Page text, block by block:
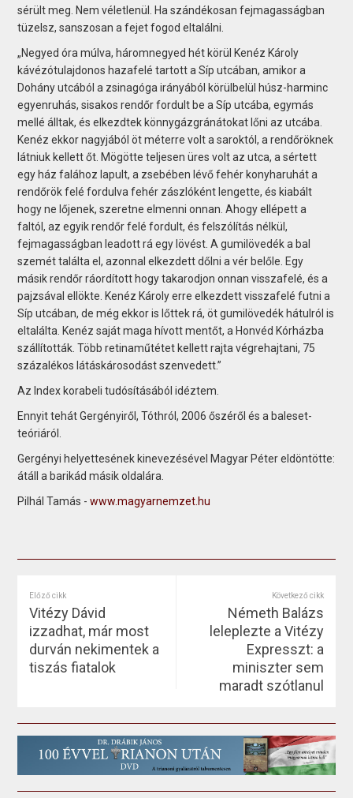
sérült meg. Nem véletlenül. Ha szándékosan fejmagasságban
tüzelsz, sanszosan a fejet fogod eltalálni.
„Negyed óra múlva, háromnegyed hét körül Kenéz Károly
kávézótulajdonos hazafelé tartott a Síp utcában, amikor a
Dohány utcából a zsinagóga irányából körülbelül húsz-harminc
egyenruhás, sisakos rendőr fordult be a Síp utcába, egymás
mellé álltak, és elkezdtek könnygázgránátokat lőni az utcába.
Kenéz ekkor nagyjából öt méterre volt a saroktól, a rendőröknek
látniuk kellett őt. Mögötte teljesen üres volt az utca, a sértett
egy ház falához lapult, a zsebében lévő fehér konyharuhát a
rendőrök felé fordulva fehér zászlóként lengette, és kiabált
hogy ne lőjenek, szeretne elmenni onnan. Ahogy ellépett a
faltól, az egyik rendőr felé fordult, és felszólítás nélkül,
fejmagasságban leadott rá egy lövést. A gumilövedék a bal
szemét találta el, azonnal elkezdett dőlni a vér belőle. Egy
másik rendőr ráordított hogy takarodjon onnan visszafelé, és a
pajzsával ellökte. Kenéz Károly erre elkezdett visszafelé futni a
Síp utcában, de még ekkor is lőttek rá, öt gumilövedék hátulról is
eltalálta. Kenéz saját maga hívott mentőt, a Honvéd Kórházba
szállították. Több retinaműtétet kellett rajta végrehajtani, 75
százalékos látáskárosodást szenvedett.”
Az Index korabeli tudósításából idéztem.
Ennyit tehát Gergényiről, Tóthról, 2006 őszéről és a baleset-
teóriáról.
Gergényi helyettesének kinevezésével Magyar Péter eldöntötte:
átáll a barikád másik oldalára.
Pilhál Tamás -www.magyarnemzet.hu
Előző cikk
Vitézy Dávid
izzadhat, már most
durván nekimentek a
tiszás fiatalok
Következő cikk
Németh Balázs
leleplezte a Vitézy
Expresszt: a
miniszter sem
maradt szótlanul